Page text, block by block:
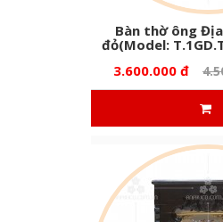
Bàn thờ ông
đỏ(Model:
3.600.000 đ